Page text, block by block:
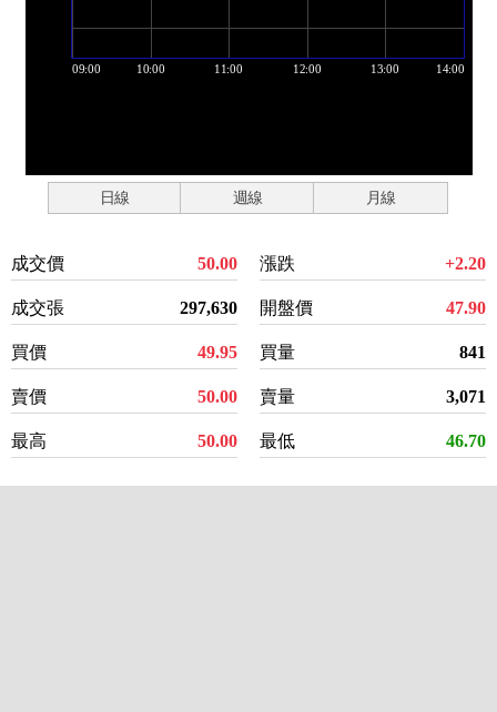
日線 週線 月線
成交價 50.00
成交張 297,630
買價 49.95
賣價 50.00
最高 50.00
漲跌 +2.20
開盤價 47.90
買量 841
賣量 3,071
最低 46.70